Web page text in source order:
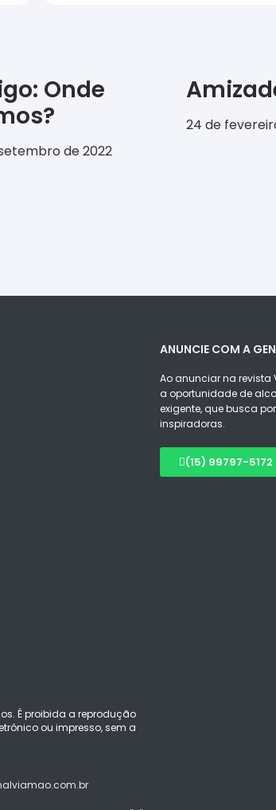
Onde
de 2022
24 de
É proibida a reprodução
ou impresso, sem a
ANUNCIE COM A
Ao anunciar na revista
a oportunidade de
exigente, que busca
inspiradoras.
(15) 99797-5172